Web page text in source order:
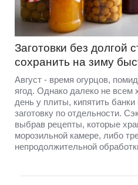
Заготовки без долгой
сохранить на зиму
Август - время огурцов,
ягод. Однако далеко не всем
день у плиты, кипятить
заготовку по отдельности.
выбрав рецепты, которые
морозильной камере, либо
непродолжительной